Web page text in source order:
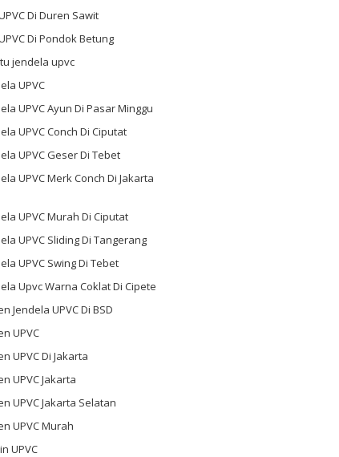
Di Duren Sawit
Di Pondok Betung
jendela upvc
UPVC
UPVC Ayun Di Pasar Minggu
UPVC Conch Di Ciputat
UPVC Geser Di Tebet
UPVC Merk Conch Di Jakarta
UPVC Murah Di Ciputat
UPVC Sliding Di Tangerang
UPVC Swing Di Tebet
Upvc Warna Coklat Di Cipete
Jendela UPVC Di BSD
UPVC
UPVC Di Jakarta
UPVC Jakarta
UPVC Jakarta Selatan
UPVC Murah
UPVC